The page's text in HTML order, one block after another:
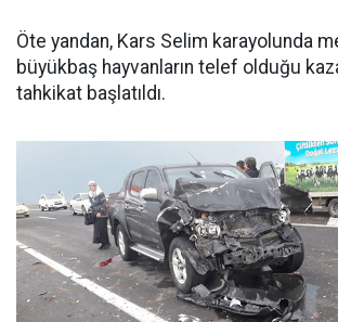
Öte yandan, Kars Selim karayolunda
büyükbaş hayvanların telef olduğu
tahkikat başlatıldı.